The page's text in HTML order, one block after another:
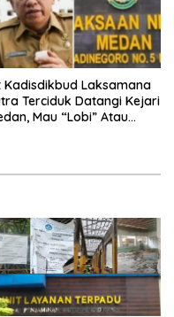
Kadisdikbud Laksamana
Terciduk Datangi Kejari
Mau “Lobi” Atau